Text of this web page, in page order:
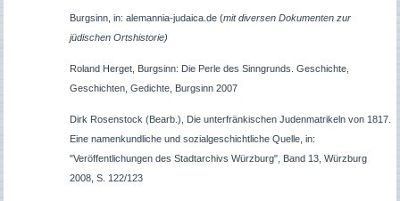
Burgsinn, in: alemannia-judaica.de (mit diversen Dokumenten zur
jüdischen Ortshistorie)
Roland Herget, Burgsinn: Die Perle des Sinngrunds. Geschichte,
Geschichten, Gedichte, Burgsinn 2007
Dirk Rosenstock (Bearb.),
Die unterfränkischen Judenmatrikeln von 1817.
Eine namenkundliche und sozialgeschichtliche Quelle, in:
"Veröffentlichungen des Stadtarchivs Würzburg", Band 13, Würzburg
2008, S. 122/123